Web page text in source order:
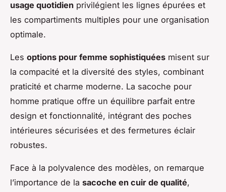
usage quotidien privilégient les lignes épurées et
les compartiments multiples pour une organisation
optimale.
Les options pour femme sophistiquées misent sur
la compacité et la diversité des styles, combinant
praticité et charme moderne. La sacoche pour
homme pratique offre un équilibre parfait entre
design et fonctionnalité, intégrant des poches
intérieures sécurisées et des fermetures éclair
robustes.
Face à la polyvalence des modèles, on remarque
l’importance de la sacoche en cuir de qualité,